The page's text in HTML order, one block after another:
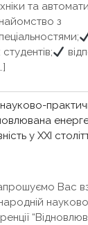
та
з
науково-
у XXI
Вас